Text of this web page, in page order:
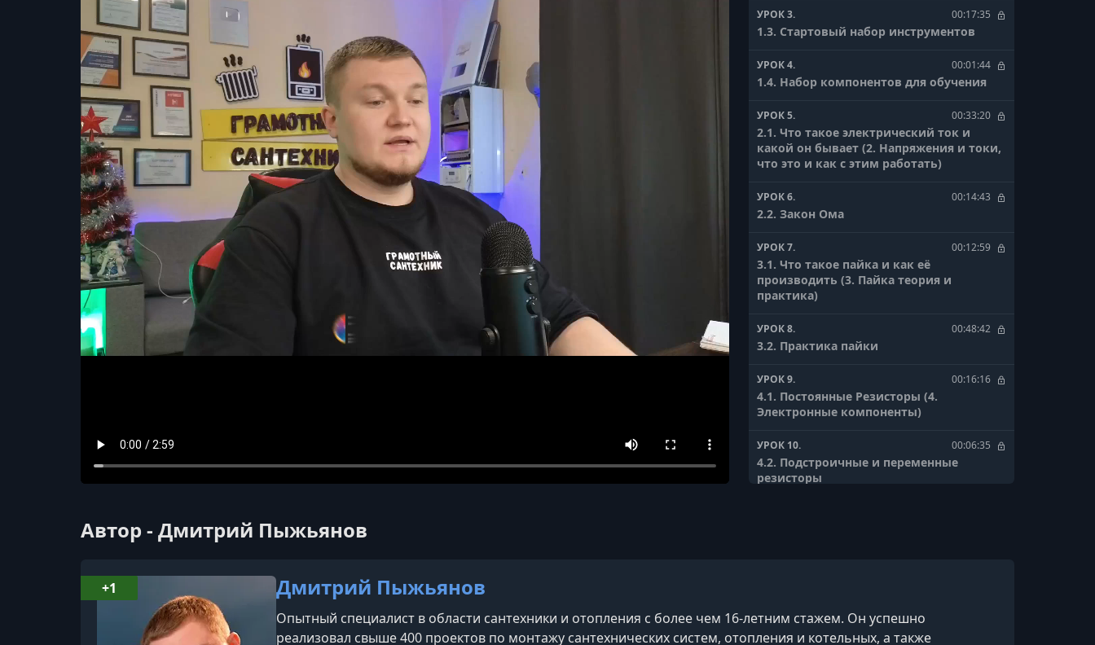
УРОК 3. 00:17:35
1.3. Стартовый набор инструментов
УРОК 4. 00:01:44
1.4. Набор компонентов для обучения
УРОК 5. 00:33:20
2.1. Что такое электрический ток и
какой он бывает (2. Напряжения и токи,
что это и как с этим работать)
УРОК 6. 00:14:43
2.2. Закон Ома
УРОК 7. 00:12:59
3.1. Что такое пайка и как её
производить (3. Пайка теория и
практика)
УРОК 8. 00:48:42
3.2. Практика пайки
УРОК 9. 00:16:16
4.1. Постоянные Резисторы (4.
Электронные компоненты)
УРОК 10. 00:06:35
4.2. Подстроичные и переменные
резисторы
4.5. Предохранители
Автор - Дмитрий Пыжьянов
Дмитрий Пыжьянов
Опытный специалист в области сантехники и отопления с более чем 16-летним стажем. Он успешно
реализовал свыше 400 проектов по монтажу сантехнических систем, отопления и котельных, а также
+1